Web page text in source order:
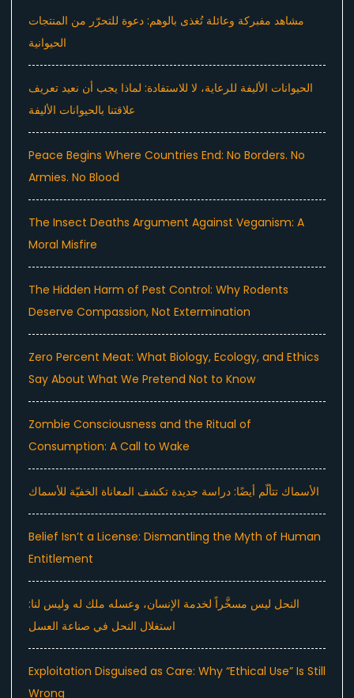
مشاهد مفبركة وعائلة تُغذى بالوهم: دعوة للتحرّر من المنتجات
الحيوانية
الحيوانات الأليفة للرعاية، لا للاستفادة: لماذا يجب أن نعيد تعريف
علاقتنا بالحيوانات الأليفة
Peace Begins Where Countries End: No Borders. No
Armies. No Blood
The Insect Deaths Argument Against Veganism: A
Moral Misfire
The Hidden Harm of Pest Control: Why Rodents
Deserve Compassion, Not Extermination
Zero Percent Meat: What Biology, Ecology, and Ethics
Say About What We Pretend Not to Know
Zombie Consciousness and the Ritual of
Consumption: A Call to Wake
الأسماك تتألّم أيضًا: دراسة جديدة تكشف المعاناة الخفيّة للأسماك
Belief Isn’t a License: Dismantling the Myth of Human
Entitlement
النحل ليس مسخَّراً لخدمة الإنسان، وعسله ملك له وليس لنا:
استغلال النحل في صناعة العسل
Exploitation Disguised as Care: Why “Ethical Use” Is Still
Wrong